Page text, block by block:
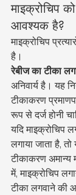
माइक्रोचिप
आवश्यक है?
माइक्रोचिप
है।
रेबीज का टीका
अनिवार्य है। यह
टीकाकरण
रूप से दर्ज होनी
यदि माइक्रोचिप
लगाया जाता है,
टीकाकरण अमान्य
में, माइक्रोचिप
टीका लगवाने की